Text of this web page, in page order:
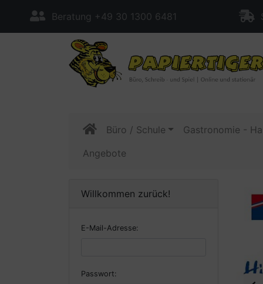
Beratung +49 30 1300 6481
Büro / Schule
Gastronomie -
Angebote
Willkommen zurück!
E-Mail-Adresse:
Passwort: